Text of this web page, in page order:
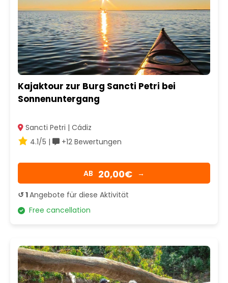
Kajaktour zur Burg Sancti Petri bei
Sonnenuntergang
Sancti Petri | Cádiz
4.1/5 |
+12 Bewertungen
AB 20,00€ →
↺ 1Angebote für diese Aktivität
Free cancellation